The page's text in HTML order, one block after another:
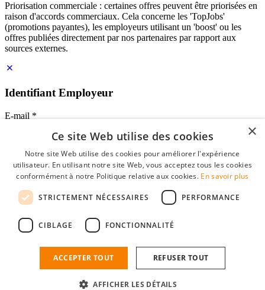
Priorisation commerciale : certaines offres peuvent être priorisées en
raison d'accords commerciaux. Cela concerne les 'TopJobs'
(promotions payantes), les employeurs utilisant un 'boost' ou les
offres publiées directement par nos partenaires par rapport aux
sources externes.
Identifiant Employeur
E-mail *
Mot de passe
se souvenir de moi
mot de passe oublié?
Profil Employeur gratuit
Vous pouvez vous connecter sur StudentJob si vous avez créé un
n'est plus qu'à quelques clics.
×
Ce site Web utilise des cookies
Notre site Web utilise des cookies pour améliorer l'expérience
utilisateur. En utilisant notre site Web, vous acceptez tous les cookies
conformément à notre Politique relative aux cookies. En savoir plus
STRICTEMENT NÉCESSAIRES PERFORMANCE
CIBLAGE FONCTIONNALITÉ
ACCEPTER TOUT REFUSER TOUT
AFFICHER LES DÉTAILS